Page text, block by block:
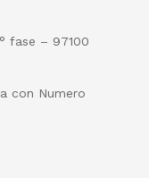
fase – 97100
con Numero